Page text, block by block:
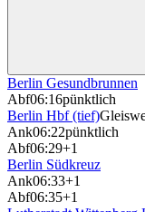
Berlin Gesundbrunnen
Abf06:16pünktlich
Berlin Hbf (tief)
Ank06:22pünktlich
Abf06:29+1
Berlin Südkreuz
Ank06:33+1
Abf06:35+1